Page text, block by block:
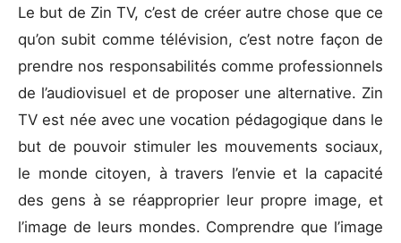
Le but de Zin TV, c’est de créer autre chose que ce
qu’on subit comme télévision, c’est notre façon de
prendre nos responsabilités comme professionnels
de l’audiovisuel et de proposer une alternative. Zin
TV est née avec une vocation pédagogique dans le
but de pouvoir stimuler les mouvements sociaux,
le monde citoyen, à travers l’envie et la capacité
des gens à se réapproprier leur propre image, et
l’image de leurs mondes. Comprendre que l’image